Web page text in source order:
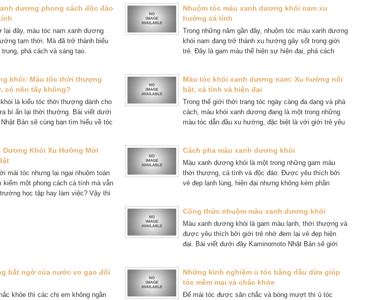
hiện đại.
dương phong cách độc đáo
lại đây, màu tóc nam xanh dương
tạm thời. Mà đã trở thành biểu
phá cách và sáng tạo.
Nhuộm tóc màu xanh dương khói nam xu
hướng cá tính
Trong những năm gần đây, nhuộm tóc màu xanh dương
khói nam đang trở thành xu hướng gây sốt trong giới
trẻ. Đây là gam màu thể hiện sự hiện đại, phá cách
khói: Màu tóc thời thượng
có nên tẩy không?
là kiểu tóc thời thượng dành cho
bí ẩn lại thời thường. Bài viết dưới
Bản sẽ cùng bạn tìm hiểu về tóc
Màu tóc khói xanh dương nam: Xu hướng nổi
bật, cá tính và hiện đại
Trong thế giới thời trang tóc ngày càng đa dạng và phá
cách, màu khói xanh dương đang là một trong những
màu tóc dẫn đầu xu hướng, đặc biệt là với giới trẻ yêu
Dương Khói Xu Hướng Mới
mái tóc nhưng lại ngại nhuộm toàn
kiếm một phong cách cá tính mà vẫn
học tập hay làm việc? Vậy thì
Cách pha màu xanh dương khói
Màu xanh dương khói là một trong những gam màu
thời thượng, cá tính và độc đáo. Được yêu thích bởi
vẻ đẹp lạnh lùng, hiện đại nhưng không kém phần
Công thức nhuộm màu xanh dương khói
Màu xanh dương khói là gam màu lạnh, thời thượng và
được yêu thích bởi giới trẻ nhờ đem lại vẻ đẹp hiện
đại. Bài viết dưới đây Kaminomoto Nhật Bản sẽ giới
bất ngờ của nước vo gạo đối
khỏe thì các chị em không ngần
Những kinh nghiệm ủ tóc bằng dầu dừa giúp
tóc mềm mại và chắc khỏe
Để mái tóc được săn chắc và bóng mượt thì ủ tóc